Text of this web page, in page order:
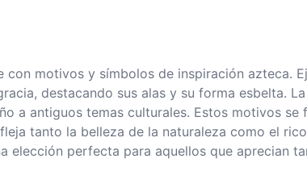
motivos y símbolos de inspiración azteca.
destacando sus alas y su forma esbelta.
a antiguos temas culturales. Estos motivos se
tanto la belleza de la naturaleza como el
elección perfecta para aquellos que aprecian